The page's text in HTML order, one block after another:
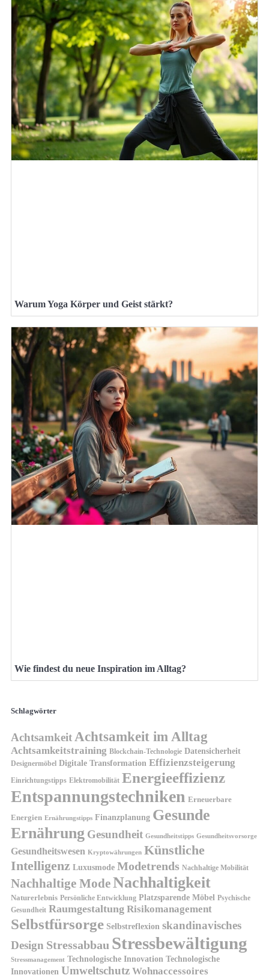
Warum Yoga Körper und Geist stärkt?
Wie findest du neue Inspiration im Alltag?
Schlagwörter
AchtsamkeitAchtsamkeit im Alltag
Achtsamkeitstraining Blockchain-Technologie Datensicherheit
Designermöbel Digitale Transformation Effizienzsteigerung
Einrichtungstipps Elektromobilität Energieeffizienz
Entspannungstechniken Erneuerbare
Energien Ernährungstipps Finanzplanung Gesunde
Ernährung Gesundheit Gesundheitstipps Gesundheitsvorsorge
Gesundheitswesen Kryptowährungen Künstliche
Intelligenz Luxusmode Modetrends Nachhaltige Mobilität
Nachhaltige ModeNachhaltigkeit
Naturerlebnis Persönliche Entwicklung Platzsparende Möbel Psychische
Gesundheit Raumgestaltung Risikomanagement
Selbstfürsorge Selbstreflexion skandinavisches
Design Stressabbau Stressbewältigung
Stressmanagement Technologische Innovation Technologische
Innovationen Umweltschutz Wohnaccessoires